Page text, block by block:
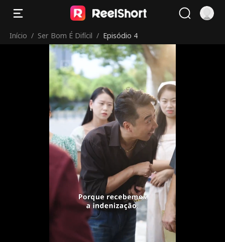
Início / Ser Bom É Difícil / Episódio 4